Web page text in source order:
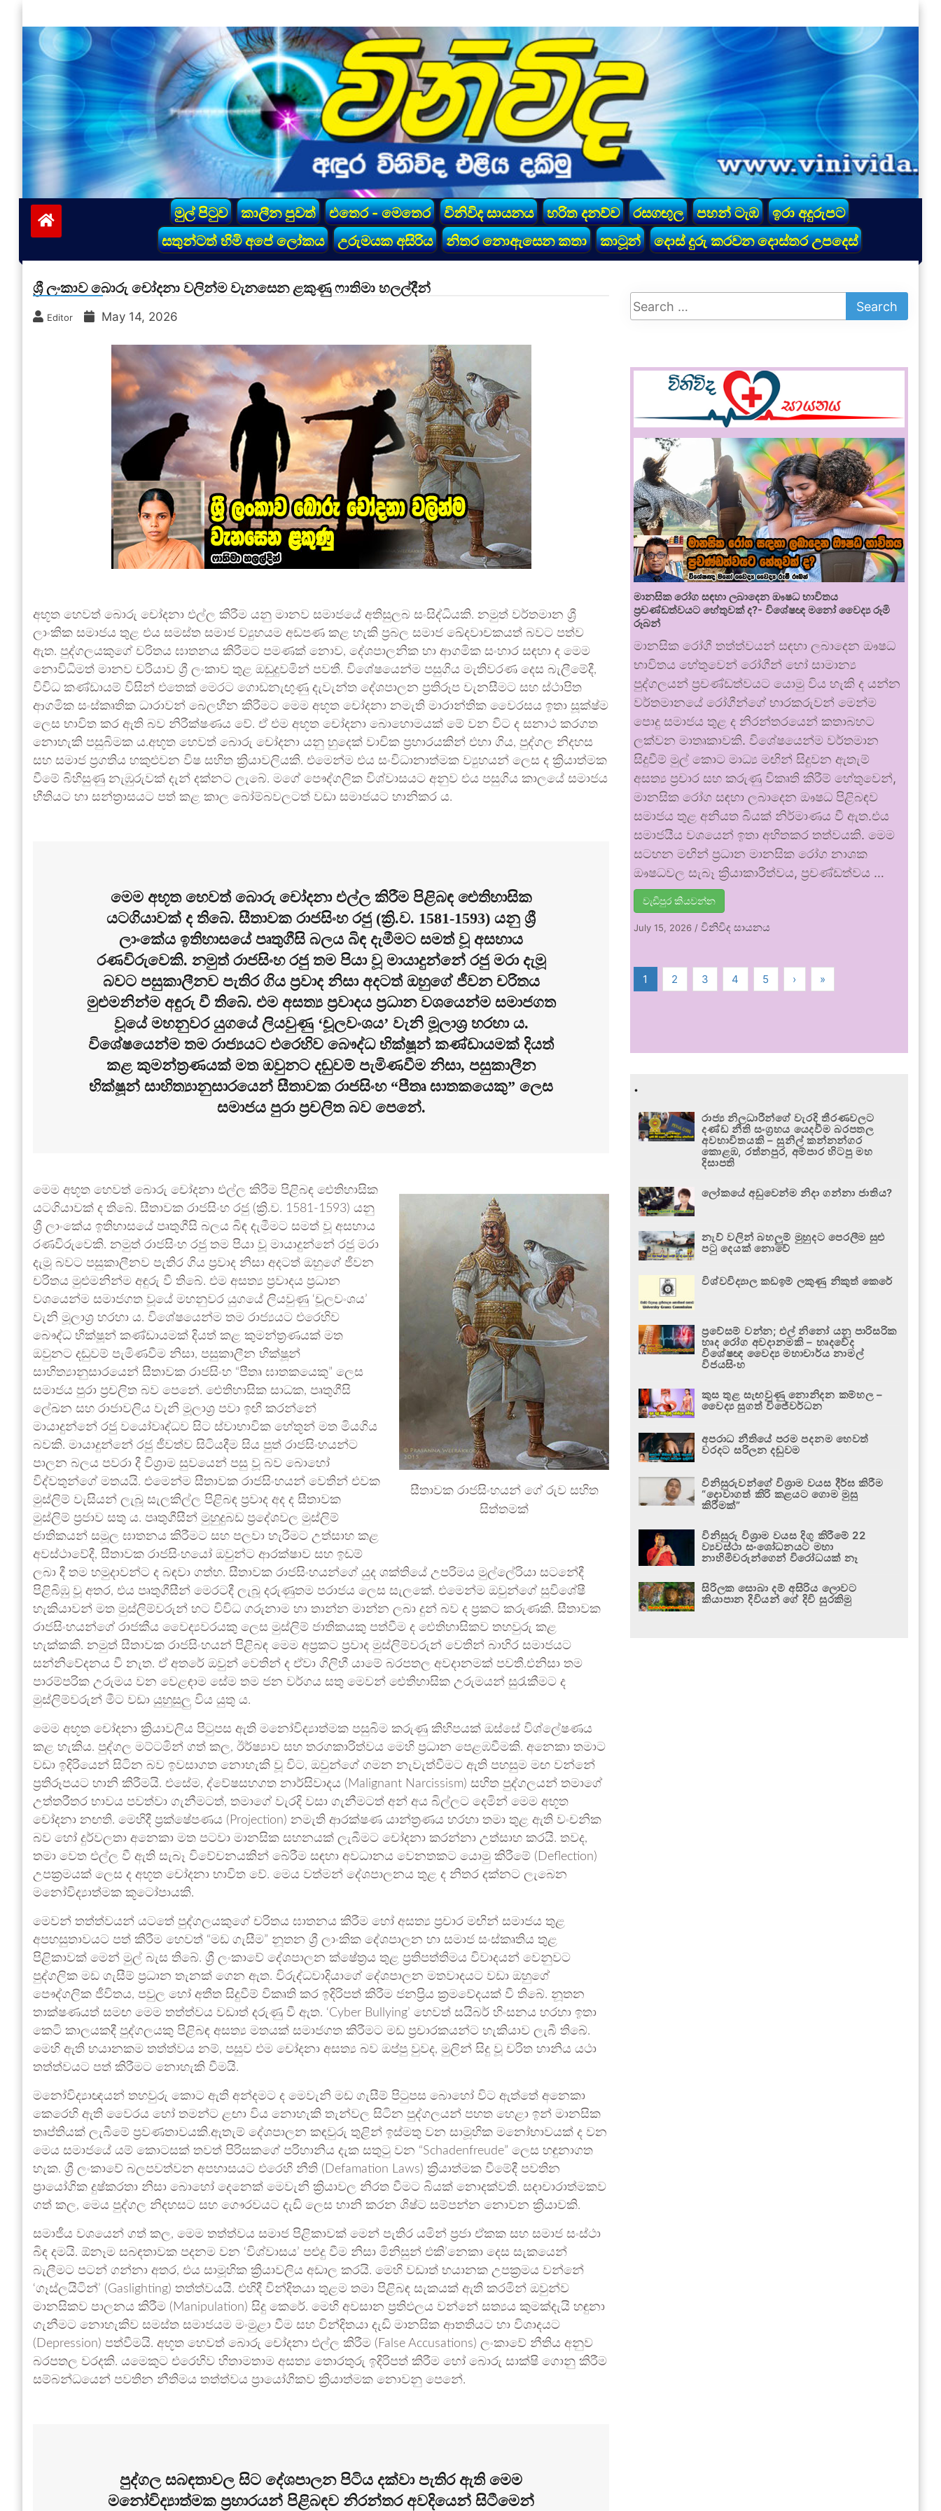
to
content
vinivida.lk
මුල් පිටුව කාලීන පුවත් එතෙර - මෙතෙර විනිවිද සායනය හරිත දනව්ව රසගඟුල පහන් ටැඹ
ඉරා අදුරුපට
සතුන්ටත් හිමි අපේ ලෝකය
උරුමයක අසිරිය නිතර නොඇසෙන කතා කාටූන් දොස් දුරු කරවන දොස්තර උපදෙස්
ශ්‍රී ලංකාව බොරු චෝදනා වලින්ම වැනසෙන ළකුණු ෆාතිමා හලල්දීන්
Editor May 14, 2026
අභූත හෙවත් බොරු චෝදනා එල්ල කිරීම යනු මානව සමාජයේ අතිසුලබ සංසිද්ධියකි. නමුත් වර්තමාන ශ්‍රී
ලාංකික සමාජය තුළ එය සමස්ත සමාජ ව්‍යුහයම අඩපණ කළ හැකි ප්‍රබල සමාජ ඛේදවාචකයත් බවට පත්ව
ඇත. පුද්ගලයකුගේ චරිතය ඝාතනය කිරීමට පමණක් නොව, දේශපාලනික හා ආගමික සංහාර සඳහා ද මෙම
නොවිධිමත් මානව චරියාව ශ්‍රී ලංකාව තුළ ඔඩුදුවමින් පවතී. විශේෂයෙන්ම පසුගිය මැතිවරණ දෙස බැලීමේදී,
විවිධ කණ්ඩායම් විසින් එතෙක් මෙරට ගොඩනැඟුණු දැවැන්ත දේශපාලන ප්‍රතිරූප වැනසීමට සහ ස්ථාපිත
ආගමික සංස්කෘතික ධාරාවන් බෙලහීන කිරීමට මෙම අභූත චෝදනා නමැති මාරාන්තික වෛරසය ඉතා සූක්ෂ්ම
ලෙස භාවිත කර ඇති බව නිරීක්ෂණය වේ. ඒ එම අභූත චෝදනා බොහොමයක් මේ වන විට ද සනාථ කරගත
නොහැකි පසුබිමක ය.අභූත හෙවත් බොරු චෝදනා යනු හුදෙක් වාචික ප්‍රහාරයකින් එහා ගිය, පුද්ගල නිදහස
සහ සමාජ ප්‍රගතිය හකුළුවන විෂ සහිත ක්‍රියාවලියකි. එමෙන්ම එය සංවිධානාත්මක ව්‍යුහයන් ලෙස ද ක්‍රියාත්මක
වීමේ බිහිසුණු නැඹුරුවක් දැන් දක්නට ලැබේ. මගේ පෞද්ගලික විශ්වාසයට අනුව එය පසුගිය කාලයේ සමාජය
භීතියට හා සන්ත්‍රාසයට පත් කළ කාල බෝම්බවලටත් වඩා සමාජයට හානිකර ය.
මෙම අභූත හෙවත් බොරු චෝදනා එල්ල කිරීම පිළිබඳ ඓතිහාසික
යටගියාවක් ද තිබේ. සීතාවක රාජසිංහ රජු (ක්‍රි.ව. 1581-1593) යනු ශ්‍රී
ලාංකේය ඉතිහාසයේ පෘතුගීසි බලය බිඳ දැමීමට සමත් වූ අසහාය
රණවිරුවෙකි. නමුත් රාජසිංහ රජු තම පියා වූ මායාදුන්නේ රජු මරා දැමූ
බවට පසුකාලීනව පැතිර ගිය ප්‍රවාද නිසා අදටත් ඔහුගේ ජීවන චරිතය
මුළුමනින්ම අඳුරු වී තිබේ. එම අසත්‍ය ප්‍රවාදය ප්‍රධාන වශයෙන්ම සමාජගත
වූයේ මහනුවර යුගයේ ලියවුණු ‘චූලවංශය’ වැනි මූලාශ්‍ර හරහා ය.
විශේෂයෙන්ම තම රාජ්‍යයට එරෙහිව බෞද්ධ භික්ෂූන් කණ්ඩායමක් දියත්
කළ කුමන්ත්‍රණයක් මත ඔවුනට දඬුවම් පැමිණවීම නිසා, පසුකාලීන
භික්ෂූන් සාහිත්‍යානුසාරයෙන් සීතාවක රාජසිංහ “පීතෘ ඝාතකයෙකු” ලෙස
සමාජය පුරා ප්‍රචලිත බව පෙනේ.
සීතාවක රාජසිංහයන් ගේ රුව සහිත
සිත්තමක්
මෙම අභූත හෙවත් බොරු චෝදනා එල්ල කිරීම පිළිබඳ ඓතිහාසික
යටගියාවක් ද තිබේ. සීතාවක රාජසිංහ රජු (ක්‍රි.ව. 1581-1593) යනු
ශ්‍රී ලාංකේය ඉතිහාසයේ පෘතුගීසි බලය බිඳ දැමීමට සමත් වූ අසහාය
රණවිරුවෙකි. නමුත් රාජසිංහ රජු තම පියා වූ මායාදුන්නේ රජු මරා
දැමූ බවට පසුකාලීනව පැතිර ගිය ප්‍රවාද නිසා අදටත් ඔහුගේ ජීවන
චරිතය මුළුමනින්ම අඳුරු වී තිබේ. එම අසත්‍ය ප්‍රවාදය ප්‍රධාන
වශයෙන්ම සමාජගත වූයේ මහනුවර යුගයේ ලියවුණු ‘චූලවංශය’
වැනි මූලාශ්‍ර හරහා ය. විශේෂයෙන්ම තම රාජ්‍යයට එරෙහිව
බෞද්ධ භික්ෂූන් කණ්ඩායමක් දියත් කළ කුමන්ත්‍රණයක් මත
ඔවුනට දඬුවම් පැමිණවීම නිසා, පසුකාලීන භික්ෂූන්
සාහිත්‍යානුසාරයෙන් සීතාවක රාජසිංහ “පීතෘ ඝාතකයෙකු” ලෙස
සමාජය පුරා ප්‍රචලිත බව පෙනේ. ඓතිහාසික සාධක, පෘතුගීසි
ලේඛන සහ රාජාවලිය වැනි මූලාශ්‍ර පවා ඉඟි කරන්නේ
මායාදුන්නේ රජු වයෝවෘද්ධව සිට ස්වාභාවික හේතූන් මත මියගිය
බවකි. මායාදුන්නේ රජු ජීවත්ව සිටියදීම සිය පුත් රාජසිංහයන්ට
පාලන බලය පවරා දී විශ්‍රාම සුවයෙන් පසු වූ බව බොහෝ
විද්වතුන්ගේ මතයයි. එමෙන්ම සීතාවක රාජසිංහයන් වෙතින් එවක
මුස්ලිම් වැසියන් ලැබූ සැලකිල්ල පිළිබඳ ප්‍රවාද අද ද සීතාවක
මුස්ලිම් ප්‍රජාව සතු ය. පෘතුගීසීන් මුහුදුබඩ ප්‍රදේශවල මුස්ලිම්
ජාතිකයන් සමූල ඝාතනය කිරීමට සහ පලවා හැරීමට උත්සාහ කළ
අවස්ථාවේදී, සීතාවක රාජසිංහයෝ ඔවුන්ට ආරක්ෂාව සහ ඉඩම්
ලබා දී තම හමුදාවන්ට ද බඳවා ගත්හ. සීතාවක රාජසිංහයන්ගේ යුද ශක්තියේ උපරිමය මුල්ලේරියා සටනේදී
පිළිබිඹු වූ අතර, එය පෘතුගීසීන් මෙරටදී ලැබූ දරුණුතම පරාජය ලෙස සැලකේ. එමෙන්ම ඔවුන්ගේ සුවිශේෂී
හැකියාවන් මත මුස්ලිම්වරුන් හට විවිධ ගරුනාම හා තාන්න මාන්න ලබා දුන් බව ද ප්‍රකට කරුණකි. සීතාවක
රාජසිංහයන්ගේ රාජකීය වෛද්‍යවරයකු ලෙස මුස්ලිම් ජාතිකයකු පත්වීම ද ඓතිහාසිකව තහවුරු කළ
හැක්කකි. නමුත් සීතාවක රාජසිංහයන් පිළිබඳ මෙම අප්‍රකට ප්‍රවාද මුස්ලිම්වරුන් වෙතින් බාහිර සමාජයට
සන්නිවේදනය වී නැත. ඒ අතරේ ඔවුන් වෙතින් ද ඒවා ගිලිහී යාමේ බරපතල අවදානමක් පවතී.එනිසා තම
පාරම්පරික උරුමය වන වෙළඳාම සේම තම ජන වර්ගය සතු මෙවන් ඓතිහාසික උරුමයන් සුරැකීමට ද
මුස්ලිම්වරුන් මීට වඩා යුහුසුලු විය යුතු ය.
මෙම අභූත චෝදනා ක්‍රියාවලිය පිටුපස ඇති මනෝවිද්‍යාත්මක පසුබිම කරුණු කිහිපයක් ඔස්සේ විශ්ලේෂණය
කළ හැකිය. පුද්ගල මට්ටමින් ගත් කල, ඊර්ෂ්‍යාව සහ තරගකාරිත්වය මෙහි ප්‍රධාන පෙළඹවීමකි. අනෙකා තමාට
වඩා ඉදිරියෙන් සිටින බව ඉවසාගත නොහැකි වූ විට, ඔවුන්ගේ ගමන නැවැත්වීමට ඇති පහසුම මඟ වන්නේ
ප්‍රතිරූපයට හානි කිරීමයි. එසේම, ද්වේෂසහගත නාර්සිවාදය (Malignant Narcissism) සහිත පුද්ගලයන් තමාගේ
උත්තරීතර භාවය පවත්වා ගැනීමටත්, තමාගේ වැරදි වසා ගැනීමටත් අන් අය බිල්ලට දෙමින් මෙම අභූත
චෝදනා නඟති. මෙහිදී ප්‍රක්ෂේපණය (Projection) නමැති ආරක්ෂණ යාන්ත්‍රණය හරහා තමා තුළ ඇති වංචනික
බව හෝ දුර්වලතා අනෙකා මත පටවා මානසික සහනයක් ලැබීමට චෝදනා කරන්නා උත්සාහ කරයි. තවද,
තමා වෙත එල්ල වී ඇති සැබෑ විවේචනයකින් බේරීම සඳහා අවධානය වෙනතකට යොමු කිරීමේ (Deflection)
උපක්‍රමයක් ලෙස ද අභූත චෝදනා භාවිත වේ. මෙය වත්මන් දේශපාලනය තුළ ද නිතර දක්නට ලැබෙන
මනෝවිද්‍යාත්මක කූටෝපායකි.
මෙවන් තත්ත්වයන් යටතේ පුද්ගලයකුගේ චරිතය ඝාතනය කිරීම හෝ අසත්‍ය ප්‍රචාර මඟින් සමාජය තුළ
අපහසුතාවයට පත් කිරීම හෙවත් “මඩ ගැසීම” නූතන ශ්‍රී ලාංකික දේශපාලන හා සමාජ සංස්කෘතිය තුළ
පිළිකාවක් මෙන් මුල් බැස තිබේ. ශ්‍රී ලංකාවේ දේශපාලන ක්ෂේත්‍රය තුළ ප්‍රතිපත්තිමය විවාදයන් වෙනුවට
පුද්ගලික මඩ ගැසීම් ප්‍රධාන තැනක් ගෙන ඇත. විරුද්ධවාදියාගේ දේශපාලන මතවාදයට වඩා ඔහුගේ
පෞද්ගලික ජීවිතය, පවුල හෝ අතීත සිදුවීම් විකෘති කර ඉදිරිපත් කිරීම ජනප්‍රිය ක්‍රමවේදයක් වී තිබේ. නූතන
තාක්ෂණයත් සමඟ මෙම තත්ත්වය වඩාත් දරුණු වී ඇත. ‘Cyber Bullying’ හෙවත් සයිබර් හිංසනය හරහා ඉතා
කෙටි කාලයකදී පුද්ගලයකු පිළිබඳ අසත්‍ය මතයක් සමාජගත කිරීමට මඩ ප්‍රචාරකයන්ට හැකියාව ලැබී තිබේ.
මෙහි ඇති භයානකම තත්ත්වය නම්, පසුව එම චෝදනා අසත්‍ය බව ඔප්පු වුවද, මුලින් සිදු වූ චරිත හානිය යථා
තත්ත්වයට පත් කිරීමට නොහැකි වීමයි.
මනෝවිද්‍යාඥයන් තහවුරු කොට ඇති අන්දමට ද මෙවැනි මඩ ගැසීම් පිටුපස බොහෝ විට ඇත්තේ අනෙකා
කෙරෙහි ඇති වෛරය හෝ තමන්ට ළඟා විය නොහැකි තැන්වල සිටින පුද්ගලයන් පහත හෙළා ඉන් මානසික
තෘප්තියක් ලැබීමේ ප්‍රවණතාවයකි.ඇතැම් දේශපාලන කඳවුරු තුළින් ඉස්මතු වන සාමූහික මනෝභාවයක් ද වන
මෙය සමාජයේ යම් කොටසක් තවත් පිරිසකගේ පරිහානිය දැක සතුටු වන “Schadenfreude” ලෙස හඳුනාගත
හැක. ශ්‍රී ලංකාවේ බලපවත්වන අපහාසයට එරෙහි නීති (Defamation Laws) ක්‍රියාත්මක වීමේදී පවතින
ප්‍රායෝගික දුෂ්කරතා නිසා බොහෝ දෙනෙක් මෙවැනි ක්‍රියාවල නිරත වීමට බියක් නොදක්වති. සදාචාරාත්මකව
ගත් කල, මෙය පුද්ගල නිදහසට සහ ගෞරවයට දැඩි ලෙස හානි කරන ශිෂ්ට සම්පන්න නොවන ක්‍රියාවකි.
සමාජීය වශයෙන් ගත් කල, මෙම තත්ත්වය සමාජ පිළිකාවක් මෙන් පැතිර යමින් ප්‍රජා ඒකක සහ සමාජ සංස්ථා
බිඳ දමයි. ඕනෑම සබඳතාවක පදනම වන ‘විශ්වාසය’ පළුදු වීම නිසා මිනිසුන් එකි’නෙකා දෙස සැකයෙන්
බැලීමට පටන් ගන්නා අතර, එය සාමූහික ක්‍රියාවලිය අඩාල කරයි. මෙහි වඩාත් භයානක උපක්‍රමය වන්නේ
‘ගෑස්ලයිටින්’ (Gaslighting) තත්ත්වයයි. එහිදී වින්දිතයා තුළම තමා පිළිබඳ සැකයක් ඇති කරමින් ඔවුන්ව
මානසිකව පාලනය කිරීම (Manipulation) සිදු කෙරේ. මෙහි අවසාන ප්‍රතිඵලය වන්නේ සත්‍යය කුමක්දැයි හඳුනා
ගැනීමට නොහැකිව සමස්ත සමාජයම මංමුළා වීම සහ වින්දිතයා දැඩි මානසික ආතතියට හා විශාදයට
(Depression) පත්වීමයි. අභූත හෙවත් බොරු චෝදනා එල්ල කිරීම (False Accusations) ලංකාවේ නීතිය අනුව
බරපතල වරදකි. යමෙකුට එරෙහිව හිතාමතාම අසත්‍ය තොරතුරු ඉදිරිපත් කිරීම හෝ බොරු සාක්ෂි ගොනු කිරීම
සම්බන්ධයෙන් පවතින නීතිමය තත්ත්වය ප්‍රායෝගිකව ක්‍රියාත්මක නොවනු පෙනේ.
පුද්ගල සබඳතාවල සිට දේශපාලන පිටිය දක්වා පැතිර ඇති මෙම
මනෝවිද්‍යාත්මක ප්‍රහාරයන් පිළිබඳව නිරන්තර අවදියෙන් සිටීමෙන්
මානසික රෝග සඳහා ලබාදෙන ඖෂධ භාවිතය
ප්‍රචණ්ඩත්වයට හේතුවක් ද?- විශේෂඥ මනෝ වෛද්‍ය රූමි
රූබන්
මානසික රෝගී තත්ත්වයන් සඳහා ලබාදෙන ඖෂධ
භාවිතය හේතුවෙන් රෝගීන් හෝ සාමාන්‍ය
පුද්ගලයන් ප්‍රචණ්ඩත්වයට යොමු විය හැකි ද යන්න
වර්තමානයේ රෝගීන්ගේ භාරකරුවන් මෙන්ම
පොදු සමාජය තුළ ද නිරන්තරයෙන් කතාබහට
ලක්වන මාතෘකාවකි. විශේෂයෙන්ම වර්තමාන
සිදුවීම් මුල් කොට මාධ්‍ය මඟින් සිදුවන ඇතැම්
අසත්‍ය ප්‍රචාර සහ කරුණු විකෘති කිරීම් හේතුවෙන්,
මානසික රෝග සඳහා ලබාදෙන ඖෂධ පිළිබඳව
සමාජය තුළ අනියත බියක් නිර්මාණය වී ඇත.එය
සමාජයීය වශයෙන් ඉතා අහිතකර තත්වයකි. මෙම
සටහන මඟින් ප්‍රධාන මානසික රෝග නාශක
ඖෂධවල සැබෑ ක්‍රියාකාරීත්වය, ප්‍රචණ්ඩත්වය …
වැඩිපුර කියවන්න
July 15, 2026 /විනිවිද සායනය
1 2 3 4 5 › »
.
රාජ්‍ය නිලධාරීන්ගේ වැරදි තීරණවලට
දණ්ඩ නීති සංග්‍රහය යෙදවීම බරපතල
අවභාවිතයකි – සුනිල් කන්නන්ගර
කොළඹ, රත්නපුර, අම්පාර හිටපු මහ
දිසාපති
ලෝකයේ අඩුවෙන්ම නිදා ගන්නා ජාතිය?
නැව් වලින් බහලුම් මුහුදට පෙරලීම සුළු
පටු දෙයක් නොවේ
විශ්වවිද්‍යාල කඩඉම් ලකුණු නිකුත් කෙරේ
ප්‍රවේසම් වන්න; එල් නිනෝ යනු පාරිසරික
හෘද රෝග අවදානමකි – හෘදවේද
විශේෂඥ වෛද්‍ය මහාචාර්ය නාමල්
විජයසිංහ
කුස තුළ සැඟවුණු නොනිදන කම්හල –
වෛද්‍ය සුගත් විජේවර්ධන
අපරාධ නීතියේ පරම පදනම හෙවත්
වරදට සරිලන දඬුවම
විනිසුරුවන්ගේ විශ්‍රාම වයස දීර්ඝ කිරීම
“දොවාගත් කිරි කළයට ගොම මුසු
කිරීමක්”
විනිසුරු විශ්‍රාම වයස දිගු කිරීමේ 22
ව්‍යවස්ථා සංශෝධනයට මහා
නාහිමිවරුන්ගෙන් විරෝධයක් නෑ
සිරිලක සොබා දම් අසිරිය ලොවට
කියාපාන දිවියන් ගේ දිවි සුරකිමු